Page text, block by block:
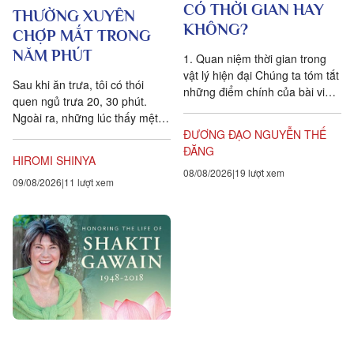
THƯỜNG XUYÊN
CHỢP MẮT TRONG
NĂM PHÚT
Sau khi ăn trưa, tôi có thói
quen ngủ trưa 20, 30 phút.
Ngoài ra, những lúc thấy mệt
HIROMI SHINYA
09/08/2026 11 lượt xem
CÓ THỜI GIAN HAY
KHÔNG?
1. Quan niệm thời gian trong
vật lý hiện đại Chúng ta tóm tắt
những điểm chính của bài viết
Triết học Craig...
ĐƯƠNG ĐẠO NGUYỄN THẾ
ĐĂNG
08/08/2026 19 lượt xem